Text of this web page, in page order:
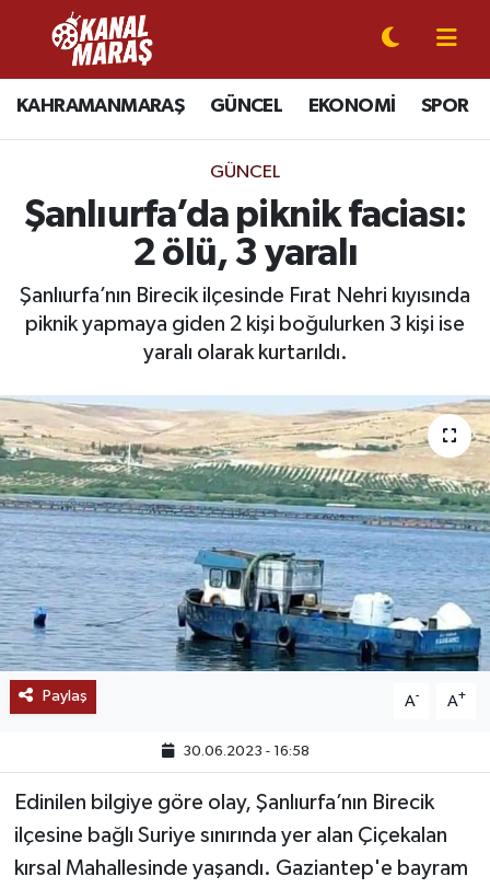
KAHRAMANMARAŞ GÜNCEL EKONOMİ SPOR
GÜNCEL
Şanlıurfa’da piknik faciası:
2 ölü, 3 yaralı
Şanlıurfa’nın Birecik ilçesinde Fırat Nehri kıyısında
piknik yapmaya giden 2 kişi boğulurken 3 kişi ise
yaralı olarak kurtarıldı.
Paylaş A- A+
30.06.2023 - 16:58
Edinilen bilgiye göre olay, Şanlıurfa’nın Birecik
ilçesine bağlı Suriye sınırında yer alan Çiçekalan
kırsal Mahallesinde yaşandı. Gaziantep'e bayram
CANLI YAYIN
KAHRAMANMARAŞ
SİYASET
EKONOMİ
GÜNDEM
MAGAZİN
SAĞLIK
EĞİTİM
BÖLGE
KEŞFET
DÜNYA
TREND
Kahramanmaraş Nöbetçi Eczaneler
Kahramanmaraş Hava Durumu
Kahramanmaraş Namaz Vakitleri
Kahramanmaraş Trafik Yoğunluk Haritası
Süper Lig Puan Durumu ve Fikstür
Tüm Manşetler
Son Dakika Haberleri
Haber Arşivi